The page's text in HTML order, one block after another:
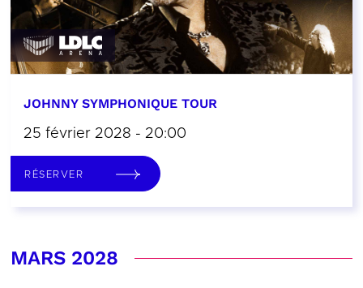
JOHNNY SYMPHONIQUE TOUR
25 février 2028 - 20:00
RÉSERVER
MARS 2028